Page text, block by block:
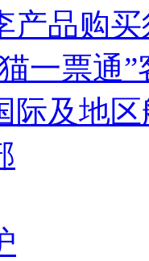
产品购
一票通
际及地